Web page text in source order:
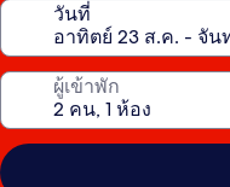
วันที่
ผู้เข้าพัก